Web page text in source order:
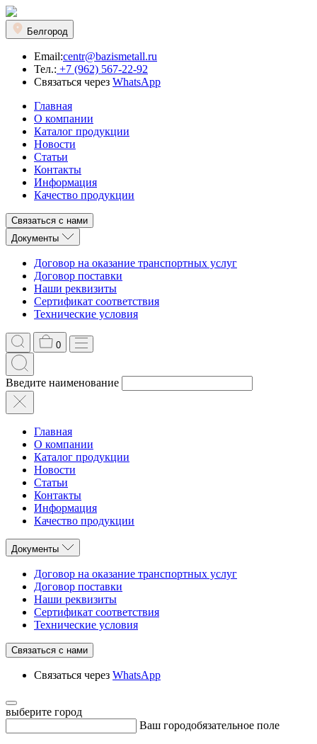
Белгород
Email:centr@bazismetall.ru
Тел.: +7 (962) 567-22-92
Связаться через WhatsApp
Главная
О компании
Каталог продукции
Новости
Статьи
Контакты
Информация
Качество продукции
Связаться с нами
Документы
Договор на оказание транспортных услуг
Договор поставки
Наши реквизиты
Сертификат соответствия
Технические условия
0
Введите наименование
Главная
О компании
Каталог продукции
Новости
Статьи
Контакты
Информация
Качество продукции
Документы
Договор на оказание транспортных услуг
Договор поставки
Наши реквизиты
Сертификат соответствия
Технические условия
Связаться с нами
Связаться через WhatsApp
выберите город
Ваш городобязательное поле